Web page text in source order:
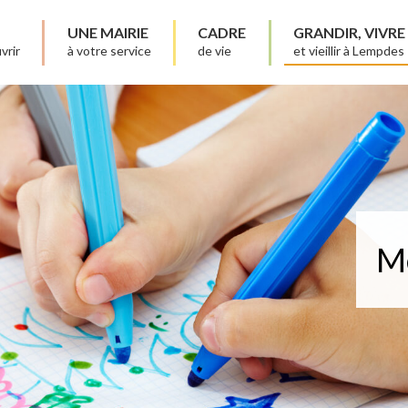
UNE MAIRIE
à votre service
CADRE
de vie
GRANDIR, VIVRE
et vieillir à Lempdes